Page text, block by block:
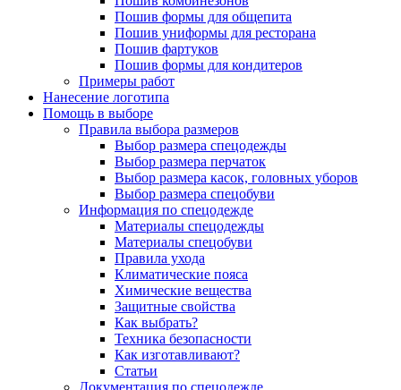
Пошив формы для общепита
Пошив униформы для ресторана
Пошив фартуков
Пошив формы для кондитеров
Примеры работ
Нанесение логотипа
Помощь в выборе
Правила выбора размеров
Выбор размера спецодежды
Выбор размера перчаток
Выбор размера касок, головных уборов
Выбор размера спецобуви
Информация по спецодежде
Материалы спецодежды
Материалы спецобуви
Правила ухода
Климатические пояса
Химические вещества
Защитные свойства
Как выбрать?
Техника безопасности
Как изготавливают?
Статьи
Документация по спецодежде